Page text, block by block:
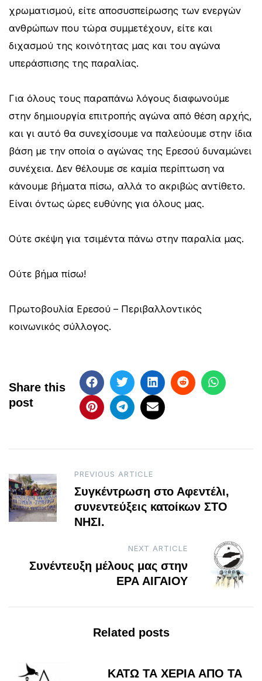
χρωματισμού, είτε αποσυσπείρωσης των ενεργών
ανθρώπων που τώρα συμμετέχουν, είτε και
διχασμού της κοινότητας μας και του αγώνα
υπεράσπισης της παραλίας.
Για όλους τους παραπάνω λόγους διαφωνούμε
στην δημιουργία επιτροπής αγώνα από θέση αρχής,
και γι αυτό θα συνεχίσουμε να παλεύουμε στην ίδια
βάση με την οποία ο αγώνας της Ερεσού δυναμώνει
συνέχεια. Δεν θέλουμε σε καμία περίπτωση να
κάνουμε βήματα πίσω, αλλά το ακριβώς αντίθετο.
Είναι όντως ώρες ευθύνης για όλους μας.
Ούτε σκέψη για τσιμέντα πάνω στην παραλία μας.
Ούτε βήμα πίσω!
Πρωτοβουλία Ερεσού – Περιβαλλοντικός
κοινωνικός σύλλογος.
Share this
post
Post
navigation
PREVIOUS ARTICLE
Συγκέντρωση στο Αφεντέλι,
συνεντεύξεις κατοίκων ΣΤΟ
ΝΗΣΙ.
NEXT ARTICLE
Συνέντευξη μέλους μας στην
ΕΡΑ ΑΙΓΑΙΟΥ
Related posts
ΚΑΤΩ ΤΑ ΧΕΡΙΑ ΑΠΟ ΤΑ